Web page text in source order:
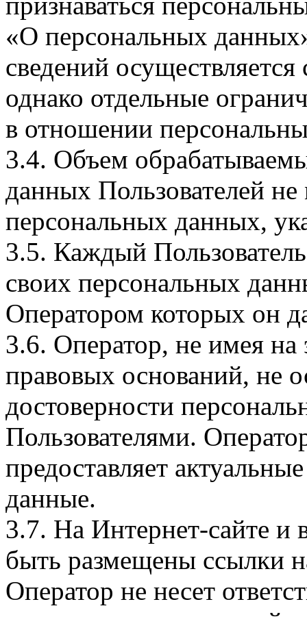
«О персональных
сведений
однако отдельные
в отношении
3.4. Объем
данных Пользователей
персональных данных,
3.5. Каждый
своих персональных
Оператором которых он
3.6. Оператор, не имея
правовых оснований, не
достоверности
Пользователями.
предоставляет
данные.
3.7. На Интернет-сайте
быть размещены ссылки
Оператор не несет